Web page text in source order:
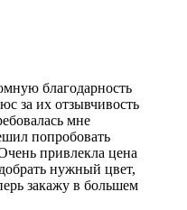
благодарность
за их отзывчивость
мне
попробовать
привлекла цена
нужный цвет,
закажу в большем